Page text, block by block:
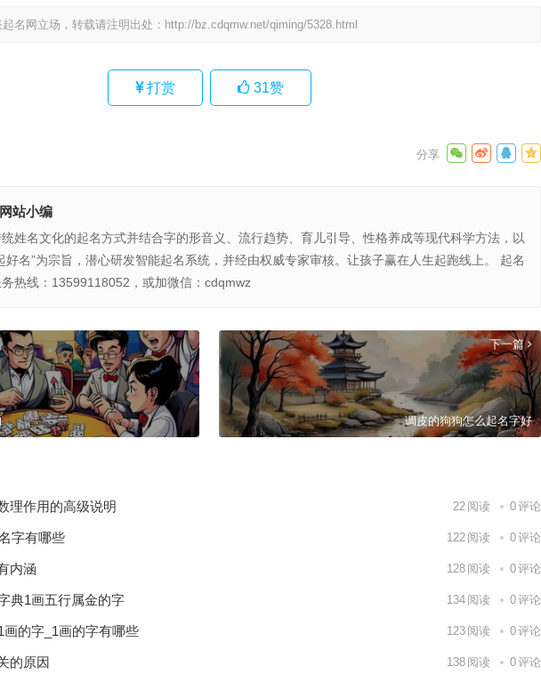
名网立场，转载请注明出处： http://bz.cdqmw.net/qiming/5328.html
打赏 31赞
网站小编
姓名文化的起名方式并结合字的形音义、流行趋势、育儿引导、性格养成等现代科学方法，以
好名”为宗旨，潜心研发智能起名系统，并经由权威专家审核。让孩子赢在人生起跑线上。 起名
务热线：13599118052，或加微信：cdqmwz
下一篇
调皮的狗狗怎么起名字好
理作用的高级说明 22 阅读 0评论
字有哪些 122 阅读 0评论
内涵 128 阅读 0评论
典1画五行属金的字 134 阅读 0评论
画的字_1画的字有哪些 123 阅读 0评论
的原因 138 阅读 0评论